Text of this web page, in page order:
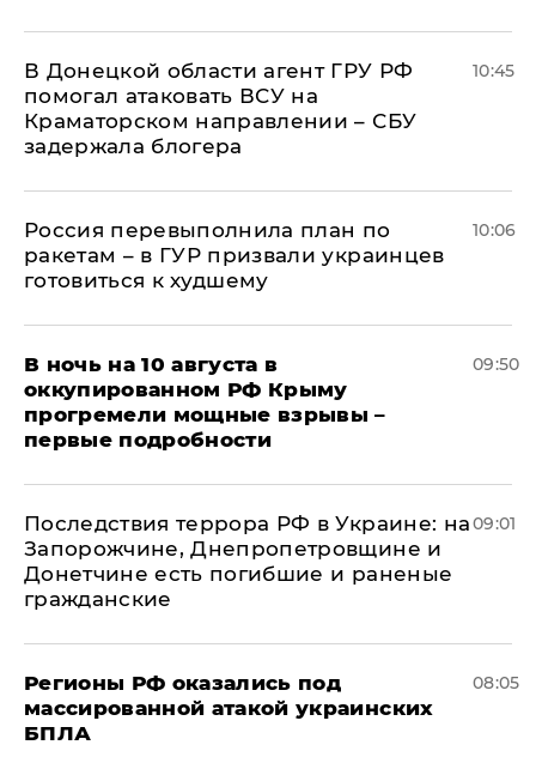
В Донецкой области агент ГРУ РФ
помогал атаковать ВСУ на
Краматорском направлении – СБУ
задержала блогера
10:45
Россия перевыполнила план по
ракетам – в ГУР призвали украинцев
готовиться к худшему
10:06
В ночь на 10 августа в
оккупированном РФ Крыму
прогремели мощные взрывы –
первые подробности
09:50
Последствия террора РФ в Украине: на
Запорожчине, Днепропетровщине и
Донетчине есть погибшие и раненые
гражданские
09:01
Регионы РФ оказались под
массированной атакой украинских
БПЛА
08:05